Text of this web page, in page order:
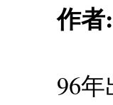
作者:
96